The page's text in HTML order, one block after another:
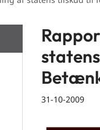
31-10-2009